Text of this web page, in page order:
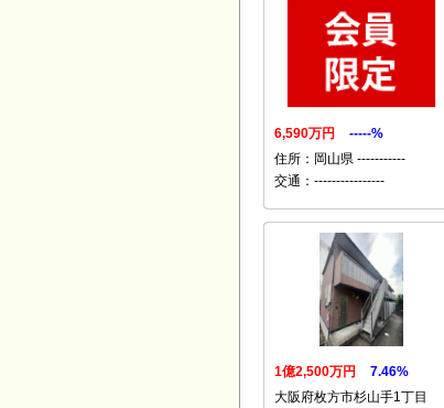
6,590万円
-----%
住所：岡山県 -----------
交通：----------------
1億2,500万円
7.46%
大阪府枚方市杉山手1丁目